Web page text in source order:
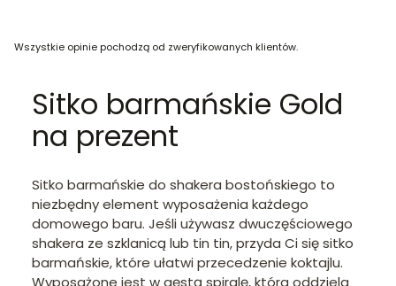
Wszystkie opinie pochodzą od zweryfikowanych klientów.
Sitko barmańskie Gold
na prezent
Sitko barmańskie do shakera bostońskiego to
niezbędny element wyposażenia każdego
domowego baru. Jeśli używasz dwuczęściowego
shakera ze szklanicą lub tin tin, przyda Ci się sitko
barmańskie, które ułatwi przecedzenie koktajlu.